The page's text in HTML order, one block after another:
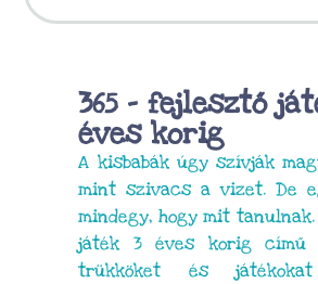
365 – fejlesztő
éves korig
A kisbabák úgy szívják
mint szivacs a vizet. De
mindegy, hogy mit
játék 3 éves korig
trükköket és